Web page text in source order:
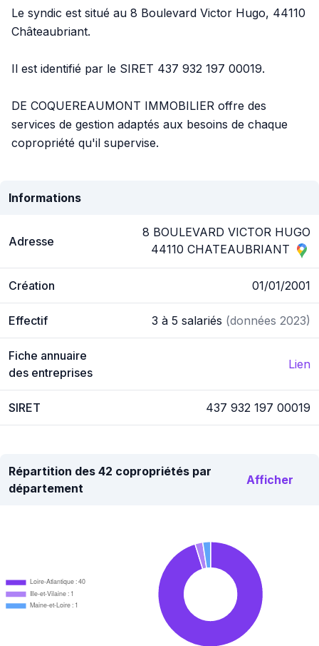
Le syndic est situé au 8 Boulevard Victor Hugo, 44110
Châteaubriant.
Il est identifié par le SIRET 437 932 197 00019.
DE COQUEREAUMONT IMMOBILIER offre des
services de gestion adaptés aux besoins de chaque
copropriété qu'il supervise.
Informations
Adresse
8 BOULEVARD VICTOR HUGO
44110 CHATEAUBRIANT
Création 01/01/2001
Effectif 3 à 5 salariés (données 2023)
Fiche annuaire
des entreprises
Lien
SIRET 437 932 197 00019
Répartition des 42 copropriétés par
département
Afficher
Loire-Atlantique : 40
Ille-et-Vilaine : 1
Maine-et-Loire : 1